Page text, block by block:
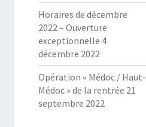
Horaires de décembre
2022 – Ouverture
exceptionnelle 4
décembre 2022
Opération « Médoc / Haut-
Médoc » de la rentrée 21
septembre 2022